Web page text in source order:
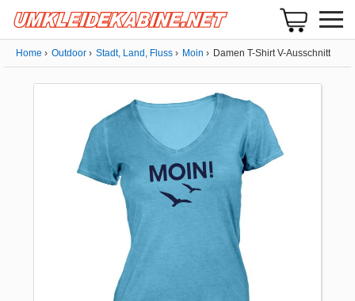
Home Outdoor Stadt, Land, Fluss Moin Damen T-Shirt V-Ausschnitt